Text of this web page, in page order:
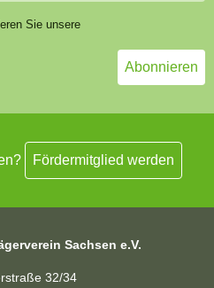
Sie unsere
Fördermitglied werden
Sachsen e.V.
32/34